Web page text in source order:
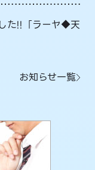
た!!「ラーヤ◆天
お知らせ一覧